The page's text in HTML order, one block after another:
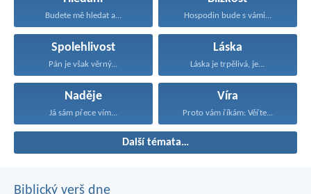
Budete mě hledat a... Hospodin bude s vámi...
Spolehlivost
Pán je však věrný...
Láska
Láska je trpělivá, je...
Naděje
Já sám přece vím...
Víra
Proto vám říkám: Věřte...
Další témata…
Biblický verš dne